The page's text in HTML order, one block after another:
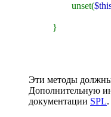
unset(
}
Эти методы
Дополнительную
документации SPL.